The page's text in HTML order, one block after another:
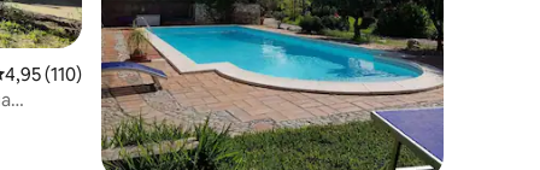
оцена: 4,95 од 5, 110 рецензии
4,95 (110)